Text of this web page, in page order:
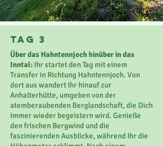
Tag 3
Über das Hahntennjoch hinüber in das
Inntal: Ihr startet den Tag mit einem
Transfer in Richtung Hahntennjoch. Von
dort aus wandert Ihr hinauf zur
Anhalterhütte, umgeben von der
atemberaubenden Berglandschaft, die Dich
immer wieder begeistern wird. Genieße
den frischen Bergwind und die
faszinierenden Ausblicke, während Ihr die